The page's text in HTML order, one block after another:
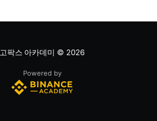
고팍스 아카데미 © 2026
Powered by